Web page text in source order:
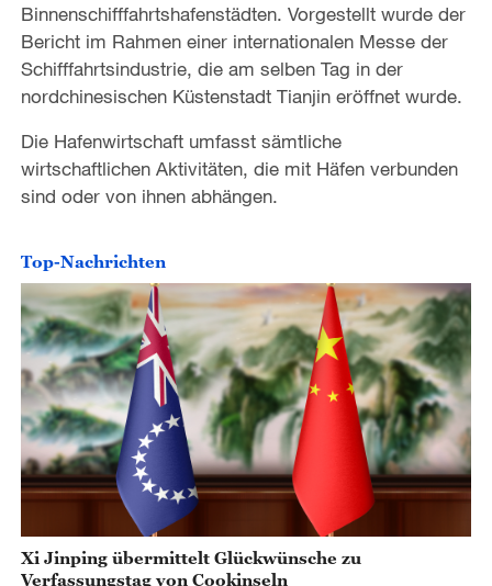
Binnenschifffahrtshafenstädten. Vorgestellt wurde der
Bericht im Rahmen einer internationalen Messe der
Schifffahrtsindustrie, die am selben Tag in der
nordchinesischen Küstenstadt Tianjin eröffnet wurde.
Die Hafenwirtschaft umfasst sämtliche
wirtschaftlichen Aktivitäten, die mit Häfen verbunden
sind oder von ihnen abhängen.
Top-Nachrichten
Xi Jinping übermittelt Glückwünsche zu
Verfassungstag von Cookinseln